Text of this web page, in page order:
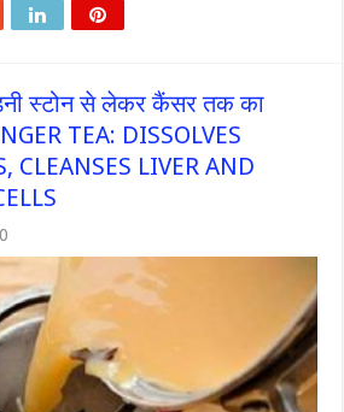
स्टोन से लेकर कैंसर तक का
TEA: DISSOLVES
CLEANSES LIVER AND
0